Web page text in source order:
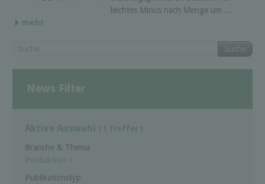
leichtes Minus nach Menge um ...
mehr
Suche
News Filter
Aktive Auswahl ( 1 Treffer )
Branche & Thema
Produktion ×
Publikationstyp